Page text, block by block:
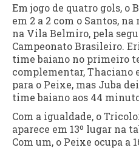
Em jogo de quatro gols, o
em 2 a 2 com o Santos,
na Vila Belmiro, pela
Campeonato Brasileiro.
time baiano no primeiro
complementar, Thaciano
para o Peixe, mas Juba
time baiano aos 44
Com a igualdade, o
aparece em 13º lugar na
Com um, o Peixe ocupa a